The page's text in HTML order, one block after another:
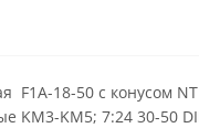
F1A-18-50 с конусом
KM3-KM5; 7:24 30-50